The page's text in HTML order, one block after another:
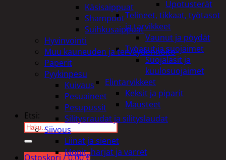
Upotusterät
Telineet, tikkaat, työtasot
ja tarvikkeet
Vaunut ja pöydät
Työasut ja suojaimet
Suojalasit ja
kuulosuojaimet
Elintarvikkeet
Keksit ja piparit
Mausteet
Etsi:
Ostoskori /0,00€
Käsisaippuat
Shampoot
Suihkusaippuat
Hyvinvointi
Muu kauneuden ja terveydenhoito
Paperit
Pyykinpesu
Kuivaus
Pesuaineet
Pesupussit
Silitysraudat ja silityslaudat
Siivous
Liinat ja sienet
Mopit, harjat ja varret